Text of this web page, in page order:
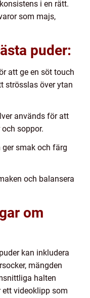
i en rätt.
som majs,
puder:
att ge en söt touch
strösslas över ytan
används för att
soppor.
smak och färg
och balansera
om
kan inkludera
mängden
halten
videoklipp som